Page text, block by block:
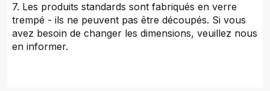
7. Les produits standards sont fabriqués en verre
trempé - ils ne peuvent pas être découpés. Si vous
avez besoin de changer les dimensions, veuillez nous
en informer.